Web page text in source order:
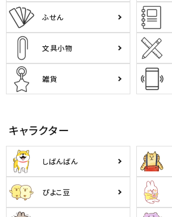
ふせん
文具小物
雑貨
キャラクター
しばんばん
ぴよこ豆